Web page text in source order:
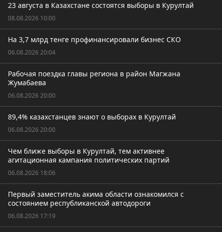
23 августа в Казахстане состоятся выборы в Курултай
08.08.2026 10:00
На 3,7 млрд тенге профинансировали бизнес СКО
06.08.2026 20:04
Рабочая поездка главы региона в район Магжана
Жумабаева
06.08.2026 20:00
89,4% казахстанцев знают о выборах в Курултай
06.08.2026 20:00
Чем ближе выборы в Курултай, тем активнее
агитационная кампания политических партий
06.08.2026 18:06
Первый заместитель акима области ознакомился с
состоянием республиканской автодороги
06.08.2026 17:19